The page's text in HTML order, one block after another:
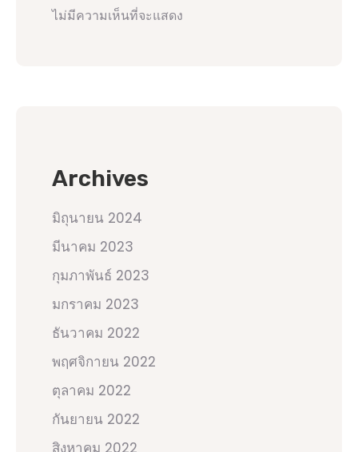
ไม่มีความเห็นที่จะแสดง
Archives
มิถุนายน 2024
มีนาคม 2023
กุมภาพันธ์ 2023
มกราคม 2023
ธันวาคม 2022
พฤศจิกายน 2022
ตุลาคม 2022
กันยายน 2022
สิงหาคม 2022